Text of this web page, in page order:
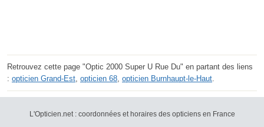
Retrouvez cette page "Optic 2000 Super U Rue Du" en partant des liens
: opticien Grand-Est, opticien 68, opticien Burnhaupt-le-Haut.
L'Opticien.net : coordonnées et horaires des opticiens en France